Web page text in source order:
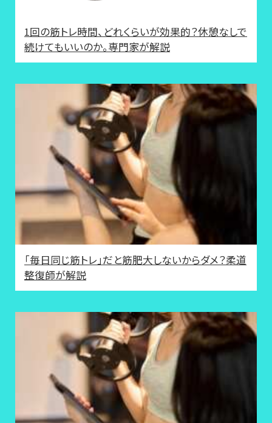
1回の筋トレ時間、どれくらいが効果的？休憩なしで
続けてもいいのか。専門家が解説
「毎日同じ筋トレ」だと筋肥大しないからダメ？柔道
整復師が解説